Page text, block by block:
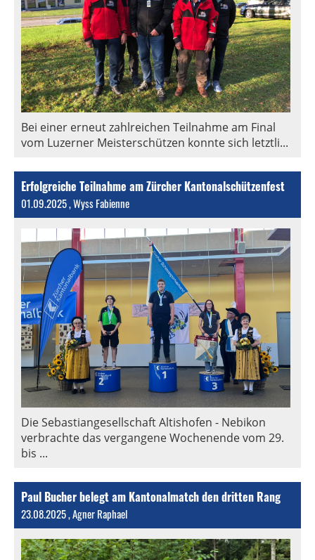
Bei einer erneut zahlreichen Teilnahme am Final
vom Luzerner Meisterschützen konnte sich letztli...
Erfolgreiche Teilnahme am Zürcher Kantonalschützenfest
01.09.2025, Wyss Fabienne
Die Sebastiangesellschaft Altishofen - Nebikon
verbrachte das vergangene Wochenende vom 29.
bis ...
Paul Bucher belegt am Kantonalmatch den dritten Rang
23.08.2025, Agner Raphael